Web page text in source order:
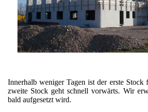
Innerhalb weniger Tagen ist der erste Stock
zweite Stock geht schnell vorwärts. Wir
bald aufgesetzt wird.